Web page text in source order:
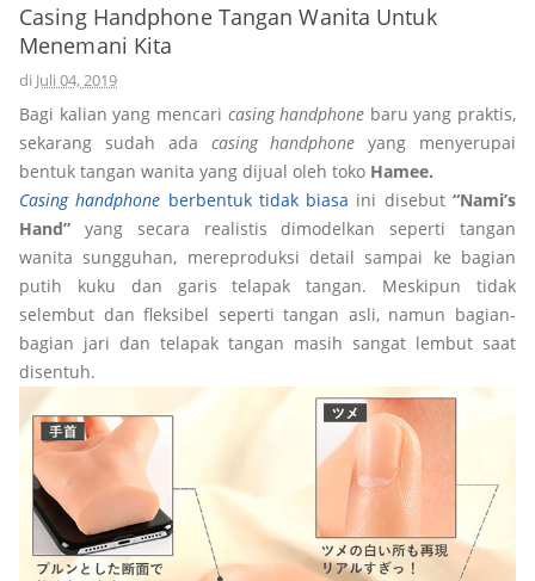
Casing Handphone Tangan Wanita Untuk
Menemani Kita
di Juli 04, 2019
Bagi kalian yang mencari casing handphone baru yang praktis,
sekarang sudah ada casing handphone yang menyerupai
bentuk tangan wanita yang dijual oleh toko Hamee.
Casing handphone berbentuk tidak biasa ini disebut“Nami’s
Hand” yang secara realistis dimodelkan seperti tangan
wanita sungguhan, mereproduksi detail sampai ke bagian
putih kuku dan garis telapak tangan. Meskipun tidak
selembut dan fleksibel seperti tangan asli, namun bagian-
bagian jari dan telapak tangan masih sangat lembut saat
disentuh.